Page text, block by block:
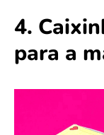
4.
para a